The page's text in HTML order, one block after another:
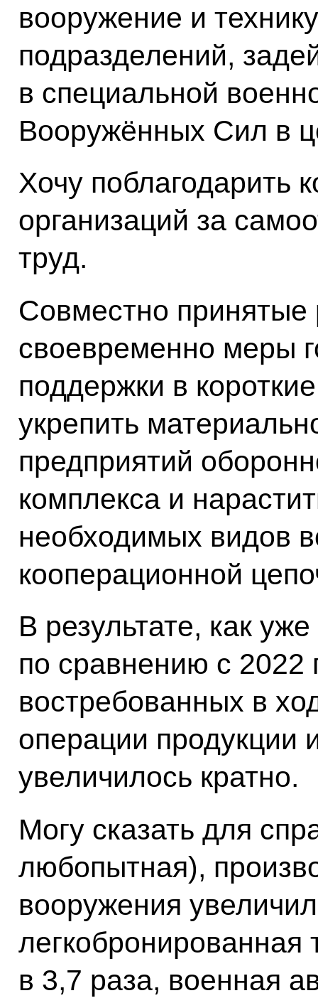
вооружение и
подразделений,
в специальной
Вооружённых Сил в
Хочу поблагодарить
организаций за
труд.
Совместно
своевременно меры
поддержки в
укрепить
предприятий
комплекса и
необходимых видов
кооперационной
В результате, как
по сравнению с 2022
востребованных в
операции продукции
увеличилось кратно.
Могу сказать для
любопытная),
вооружения
в 3,7 раза, военная